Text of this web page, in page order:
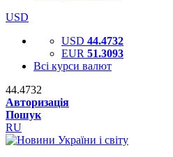
USD
USD 44.4732
EUR 51.3093
Всі курси валют
44.4732
Авторизація
Пошук
RU